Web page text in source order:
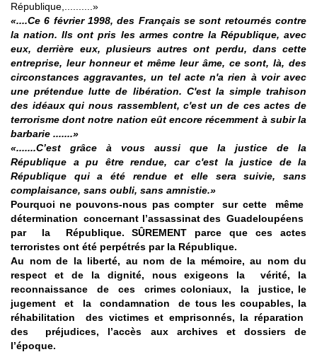
République,..........»
«....Ce 6 février 1998, des Français se sont retournés contre
la nation. Ils ont pris les armes contre la République, avec
eux, derrière eux, plusieurs autres ont perdu, dans cette
entreprise, leur honneur et même leur âme, ce sont, là, des
circonstances aggravantes, un tel acte n'a rien à voir avec
une prétendue lutte de libération. C'est la simple trahison
des idéaux qui nous rassemblent, c'est un de ces actes de
terrorisme dont notre nation eût encore récemment à subir la
barbarie .......»
«.......C’est grâce à vous aussi que la justice de la
République a pu être rendue, car c'est la justice de la
République qui a été rendue et elle sera suivie, sans
complaisance, sans oubli, sans amnistie.»
Pourquoi ne pouvons-nous pas compter sur cette même
détermination concernant l’assassinat des Guadeloupéens
par la République. SÛREMENT parce que ces actes
terroristes ont été perpétrés par la République.
Au nom de la liberté, au nom de la mémoire, au nom du
respect et de la dignité, nous exigeons la vérité, la
reconnaissance de ces crimes coloniaux, la justice, le
jugement et la condamnation de tous les coupables, la
réhabilitation des victimes et emprisonnés, la réparation
des préjudices, l’accès aux archives et dossiers de
l’époque.